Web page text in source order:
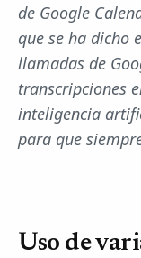
de Google
que se ha dicho
llamadas de
transcripciones
inteligencia
para que
Uso de